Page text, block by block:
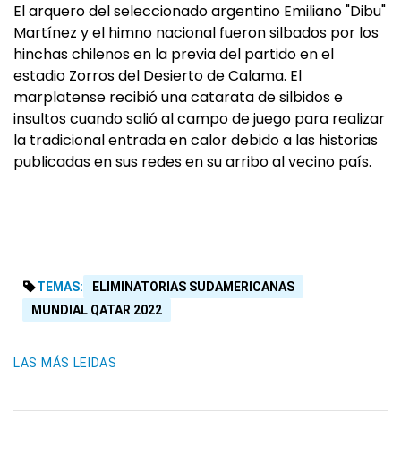
El arquero del seleccionado argentino Emiliano "Dibu"
Martínez y el himno nacional fueron silbados por los
hinchas chilenos en la previa del partido en el
estadio Zorros del Desierto de Calama. El
marplatense recibió una catarata de silbidos e
insultos cuando salió al campo de juego para realizar
la tradicional entrada en calor debido a las historias
publicadas en sus redes en su arribo al vecino país.
TEMAS:
ELIMINATORIAS SUDAMERICANAS
MUNDIAL QATAR 2022
LAS MÁS LEIDAS